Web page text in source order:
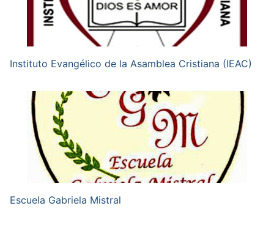
Instituto Evangélico de la Asamblea Cristiana (IEAC)
Escuela Gabriela Mistral